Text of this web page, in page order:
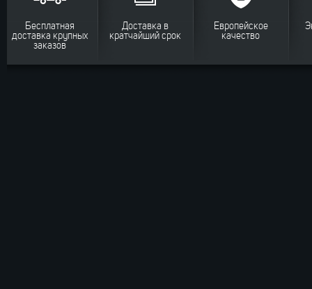
Бесплатная
доставка крупных
заказов
Доставка в
кратчайший срок
Европейское
качество